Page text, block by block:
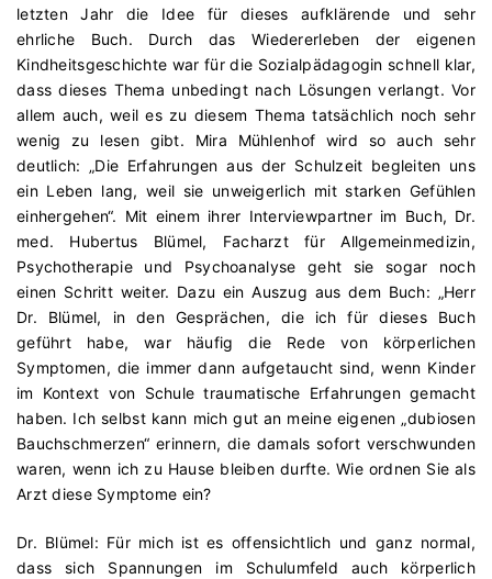
letzten Jahr die Idee für dieses aufklärende und sehr
ehrliche Buch. Durch das Wiedererleben der eigenen
Kindheitsgeschichte war für die Sozialpädagogin schnell klar,
dass dieses Thema unbedingt nach Lösungen verlangt. Vor
allem auch, weil es zu diesem Thema tatsächlich noch sehr
wenig zu lesen gibt. Mira Mühlenhof wird so auch sehr
deutlich: „Die Erfahrungen aus der Schulzeit begleiten uns
ein Leben lang, weil sie unweigerlich mit starken Gefühlen
einhergehen“. Mit einem ihrer Interviewpartner im Buch, Dr.
med. Hubertus Blümel, Facharzt für Allgemeinmedizin,
Psychotherapie und Psychoanalyse geht sie sogar noch
einen Schritt weiter. Dazu ein Auszug aus dem Buch: „Herr
Dr. Blümel, in den Gesprächen, die ich für dieses Buch
geführt habe, war häufig die Rede von körperlichen
Symptomen, die immer dann aufgetaucht sind, wenn Kinder
im Kontext von Schule traumatische Erfahrungen gemacht
haben. Ich selbst kann mich gut an meine eigenen „dubiosen
Bauchschmerzen“ erinnern, die damals sofort verschwunden
waren, wenn ich zu Hause bleiben durfte. Wie ordnen Sie als
Arzt diese Symptome ein?
Dr. Blümel: Für mich ist es offensichtlich und ganz normal,
dass sich Spannungen im Schulumfeld auch körperlich